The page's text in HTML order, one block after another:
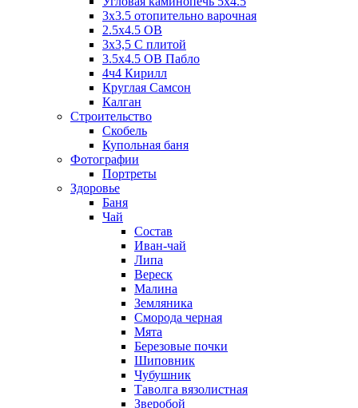
3х3.5 отопительно варочная
2.5х4.5 ОВ
3х3,5 C плитой
3.5х4.5 ОВ Пабло
4ч4 Кирилл
Круглая Самсон
Калган
Строительство
Скобель
Купольная баня
Фотографии
Портреты
Здоровье
Баня
Чай
Состав
Иван-чай
Липа
Вереск
Малина
Земляника
Сморода черная
Мята
Березовые почки
Шиповник
Чубушник
Таволга вязолистная
Зверобой